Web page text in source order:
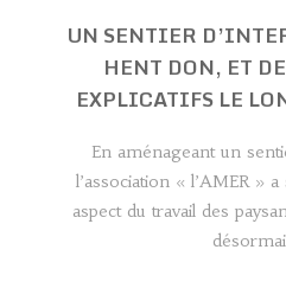
UN SENTIER
HENT DON, ET
EXPLICATIFS LE
En aménageant un
l’association « l’AMER »
aspect du travail des